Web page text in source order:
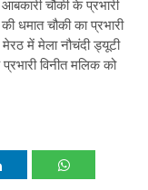
चौकी के प्रभारी
धमात चौकी का प्रभारी
में मेला नौचंदी ड्यूटी
विनीत मलिक को